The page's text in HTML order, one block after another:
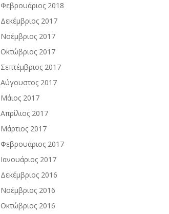
Φεβρουάριος 2018
Δεκέμβριος 2017
Νοέμβριος 2017
Οκτώβριος 2017
Σεπτέμβριος 2017
Αύγουστος 2017
Μάιος 2017
Απρίλιος 2017
Μάρτιος 2017
Φεβρουάριος 2017
Ιανουάριος 2017
Δεκέμβριος 2016
Νοέμβριος 2016
Οκτώβριος 2016